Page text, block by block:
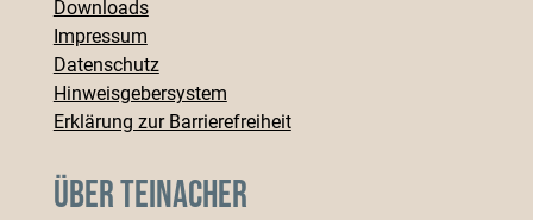
Downloads
Impressum
Datenschutz
Hinweisgebersystem
Erklärung zur Barrierefreiheit
Über Teinacher